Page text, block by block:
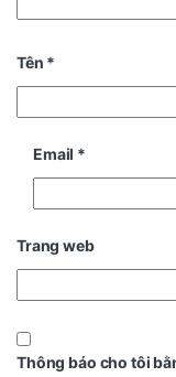
Tên *
Email *
Trang web
Thông báo cho tôi